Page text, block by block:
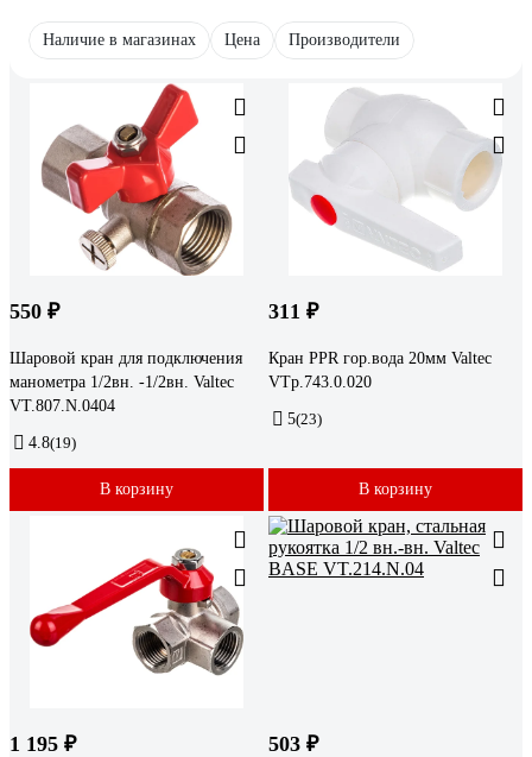
Наличие в магазинах Цена Производители
550 ₽
Шаровой кран для подключения
манометра 1/2вн. -1/2вн. Valtec
VT.807.N.0404
4.8(19)
В корзину
311 ₽
Кран PPR гор.вода 20мм Valtec
VTp.743.0.020
5(23)
В корзину
1 195 ₽ 503 ₽